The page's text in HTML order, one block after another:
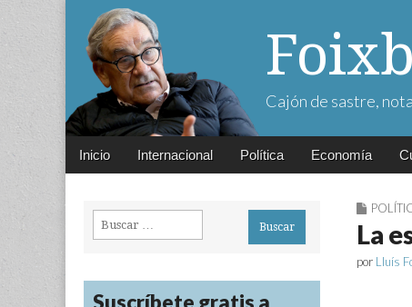
Cajón de sastre,
Main
Skip
Inicio Internacional Política Economía
La
por Lluís
Buscar:
Suscríbete gratis a